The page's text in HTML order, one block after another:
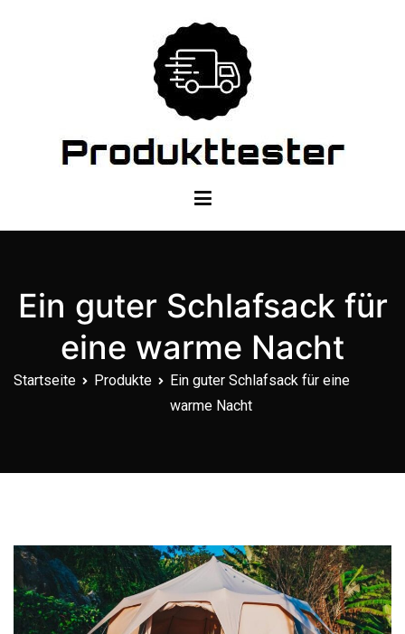
Ein guter Schlafsack für
eine warme Nacht
Startseite Produkte
Ein guter Schlafsack für eine
warme Nacht